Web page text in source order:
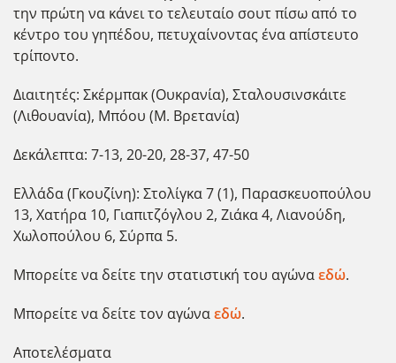
την πρώτη να κάνει το τελευταίο σουτ πίσω από το
κέντρο του γηπέδου, πετυχαίνοντας ένα απίστευτο
τρίποντο.
Διαιτητές: Σκέρμπακ (Ουκρανία), Σταλουσινσκάιτε
(Λιθουανία), Μπόου (Μ. Βρετανία)
Δεκάλεπτα: 7-13, 20-20, 28-37, 47-50
Ελλάδα (Γκουζίνη): Στολίγκα 7 (1), Παρασκευοπούλου
13, Χατήρα 10, Γιαπιτζόγλου 2, Ζιάκα 4, Λιανούδη,
Χωλοπούλου 6, Σύρπα 5.
Μπορείτε να δείτε την στατιστική του αγώναεδώ.
Μπορείτε να δείτε τον αγώναεδώ.
Αποτελέσματα